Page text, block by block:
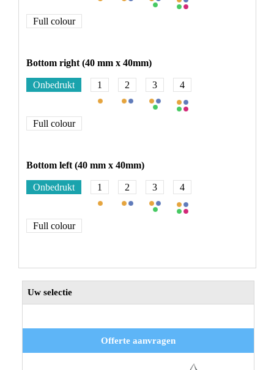
Full colour
Bottom right (40 mm x 40mm)
Onbedrukt 1 2 3 4
Full colour
Bottom left (40 mm x 40mm)
Onbedrukt 1 2 3 4
Full colour
Uw selectie
Offerte aanvragen